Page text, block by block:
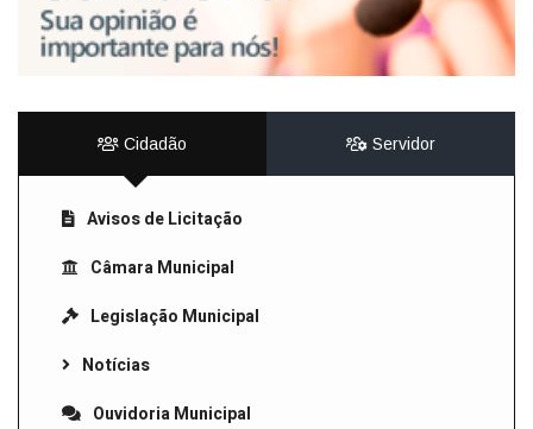
Cidadão Servidor
Avisos de Licitação
Câmara Municipal
Legislação Municipal
Notícias
Ouvidoria Municipal